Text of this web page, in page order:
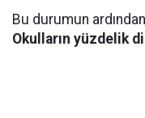
Bu durumun
Okulların yüzdelik